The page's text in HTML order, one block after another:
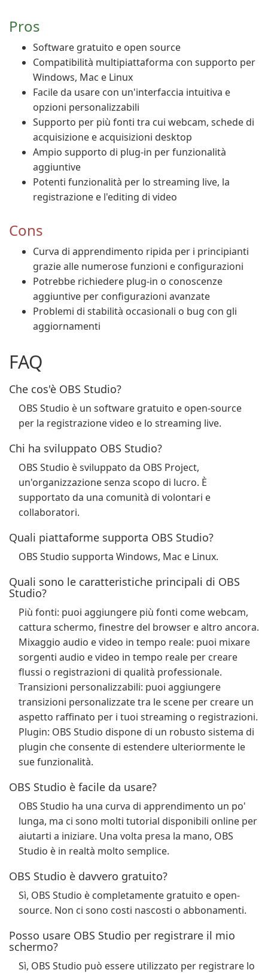
Pros
Software gratuito e open source
Compatibilità multipiattaforma con supporto per
Windows, Mac e Linux
Facile da usare con un'interfaccia intuitiva e
opzioni personalizzabili
Supporto per più fonti tra cui webcam, schede di
acquisizione e acquisizioni desktop
Ampio supporto di plug-in per funzionalità
aggiuntive
Potenti funzionalità per lo streaming live, la
registrazione e l'editing di video
Cons
Curva di apprendimento ripida per i principianti
grazie alle numerose funzioni e configurazioni
Potrebbe richiedere plug-in o conoscenze
aggiuntive per configurazioni avanzate
Problemi di stabilità occasionali o bug con gli
aggiornamenti
FAQ
Che cos'è OBS Studio?
OBS Studio è un software gratuito e open-source
per la registrazione video e lo streaming live.
Chi ha sviluppato OBS Studio?
OBS Studio è sviluppato da OBS Project,
un'organizzazione senza scopo di lucro. È
supportato da una comunità di volontari e
collaboratori.
Quali piattaforme supporta OBS Studio?
OBS Studio supporta Windows, Mac e Linux.
Quali sono le caratteristiche principali di OBS
Studio?
Più fonti: puoi aggiungere più fonti come webcam,
cattura schermo, finestre del browser e altro ancora.
Mixaggio audio e video in tempo reale: puoi mixare
sorgenti audio e video in tempo reale per creare
flussi o registrazioni di qualità professionale.
Transizioni personalizzabili: puoi aggiungere
transizioni personalizzate tra le scene per creare un
aspetto raffinato per i tuoi streaming o registrazioni.
Plugin: OBS Studio dispone di un robusto sistema di
plugin che consente di estendere ulteriormente le
sue funzionalità.
OBS Studio è facile da usare?
OBS Studio ha una curva di apprendimento un po'
lunga, ma ci sono molti tutorial disponibili online per
aiutarti a iniziare. Una volta presa la mano, OBS
Studio è in realtà molto semplice.
OBS Studio è davvero gratuito?
Sì, OBS Studio è completamente gratuito e open-
source. Non ci sono costi nascosti o abbonamenti.
Posso usare OBS Studio per registrare il mio
schermo?
Sì, OBS Studio può essere utilizzato per registrare lo